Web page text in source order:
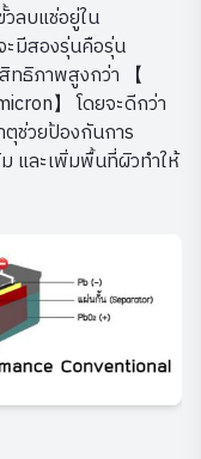
ลบแช่อยู่ใน
ะมีสองรุ่นคือรุ่น
ทธิภาพสูงกว่า 【
】 โดยจะดีกว่า
ช่วยป้องกันการ
และเพิ่มพื้นที่ผิวทำให้